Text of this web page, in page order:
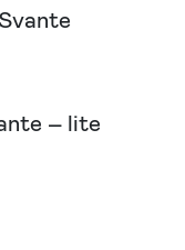
– lite